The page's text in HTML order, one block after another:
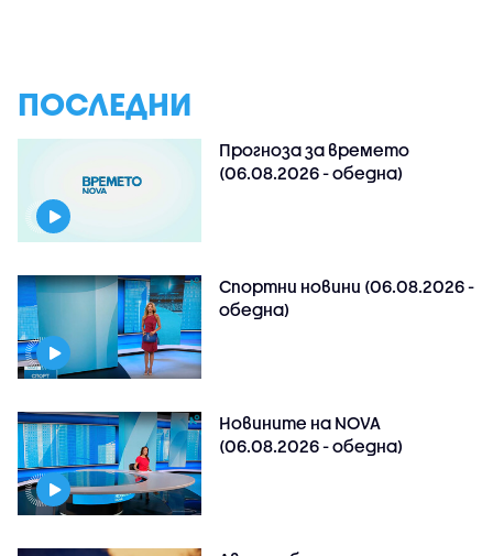
ПОСЛЕДНИ
Прогноза за времето
(06.08.2026 - обедна)
Спортни новини (06.08.2026 -
обедна)
Новините на NOVA
(06.08.2026 - обедна)